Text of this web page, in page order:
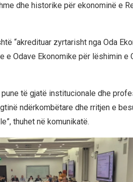
dhe historike për ekonominë e
“akredituar zyrtarisht nga Oda
e Odave Ekonomike për lëshimin e
të gjatë institucionale dhe
ndërkombëtare dhe rritjen e
thuhet në komunikatë.